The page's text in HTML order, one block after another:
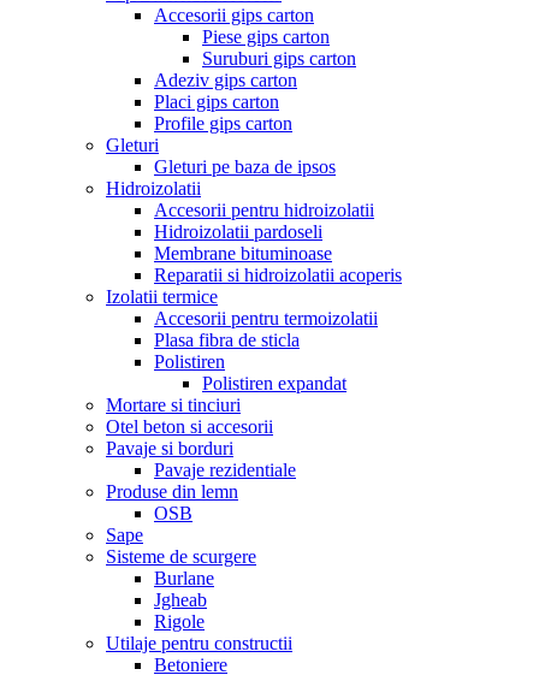
Accesorii gips carton
Piese gips carton
Suruburi gips carton
Adeziv gips carton
Placi gips carton
Profile gips carton
Gleturi
Gleturi pe baza de ipsos
Hidroizolatii
Accesorii pentru hidroizolatii
Hidroizolatii pardoseli
Membrane bituminoase
Reparatii si hidroizolatii acoperis
Izolatii termice
Accesorii pentru termoizolatii
Plasa fibra de sticla
Polistiren
Polistiren expandat
Mortare si tinciuri
Otel beton si accesorii
Pavaje si borduri
Pavaje rezidentiale
Produse din lemn
OSB
Sape
Sisteme de scurgere
Burlane
Jgheab
Rigole
Utilaje pentru constructii
Betoniere